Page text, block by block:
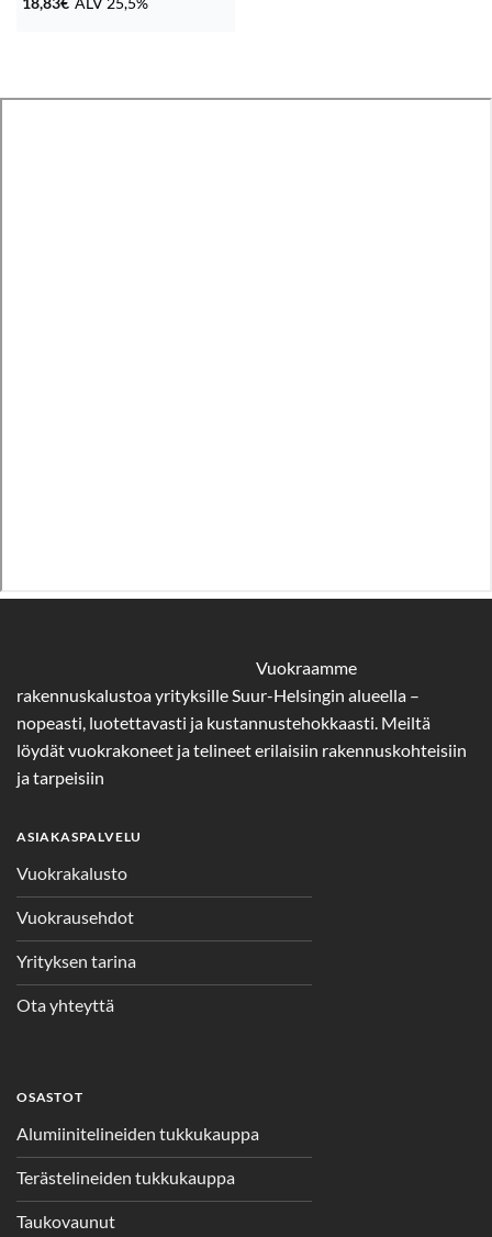
Vuokraamme
rakennuskalustoa yrityksille Suur-Helsingin alueella –
nopeasti, luotettavasti ja kustannustehokkaasti. Meiltä
löydät vuokrakoneet ja telineet erilaisiin rakennuskohteisiin
ja tarpeisiin
ASIAKASPALVELU
Vuokrakalusto
Vuokrausehdot
Yrityksen tarina
Ota yhteyttä
OSASTOT
Alumiinitelineiden tukkukauppa
Terästelineiden tukkukauppa
Taukovaunut